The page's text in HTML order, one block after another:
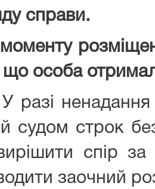
справи.
що особа
судом строк
спір за
заочний